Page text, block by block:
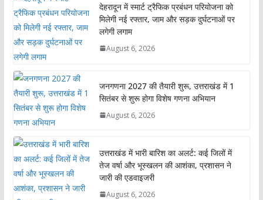
देहरादून में स्मार्ट ट्रैफिक प्रबंधन परियोजना को
मिलेगी नई रफ्तार, जाम और सड़क दुर्घटनाओं पर
लगेगी लगाम
August 6, 2026
जनगणना 2027 की तैयारी शुरू, उत्तराखंड में 1
सितंबर से शुरू होगा विशेष गणना अभियान
August 6, 2026
उत्तराखंड में भारी बारिश का अलर्ट: कई जिलों में
तेज वर्षा और भूस्खलन की आशंका, प्रशासन ने
जारी की एडवाइजरी
August 6, 2026